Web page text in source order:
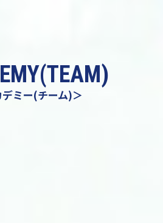
デミー(チーム)＞